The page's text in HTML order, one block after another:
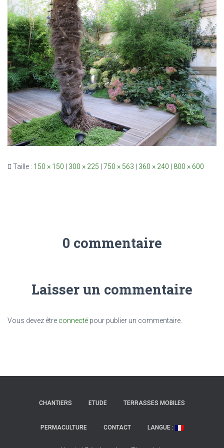
Taille : 150 × 150 | 300 × 225 | 750 × 563 | 360 × 240 | 800 × 600
0 commentaire
Laisser un commentaire
Vous devez être connecté pour publier un commentaire.
CHANTIERS ETUDE TERRASSES MOBILES
PERMACULTURE CONTACT LANGUE :